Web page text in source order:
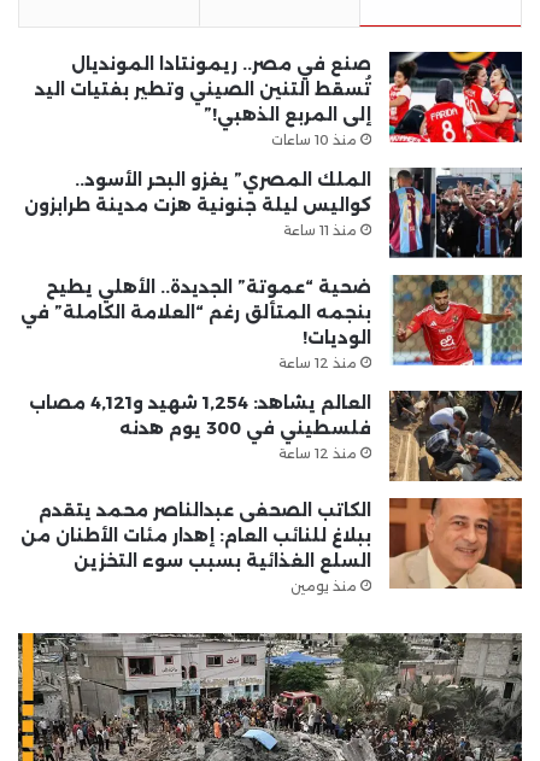
صنع في مصر.. ريمونتادا المونديال
تُسقط التنين الصيني وتطير بفتيات اليد
إلى المربع الذهبي!”
منذ 10 ساعات
الملك المصري” يغزو البحر الأسود..
كواليس ليلة جنونية هزت مدينة طرابزون
منذ 11 ساعة
ضحية “عموتة” الجديدة.. الأهلي يطيح
بنجمه المتألق رغم “العلامة الكاملة” في
الوديات!
منذ 12 ساعة
العالم يشاهد: 1,254 شهيد و4,121 مصاب
فلسطيني في 300 يوم هدنه
منذ 12 ساعة
الكاتب الصحفى عبدالناصر محمد يتقدم
ببلاغ للنائب العام: إهدار مئات الأطنان من
السلع الغذائية بسبب سوء التخزين
منذ يومين